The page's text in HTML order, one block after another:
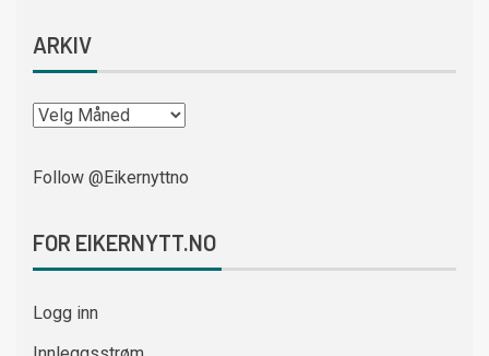
ARKIV
Follow @Eikernyttno
FOR EIKERNYTT.NO
Logg inn